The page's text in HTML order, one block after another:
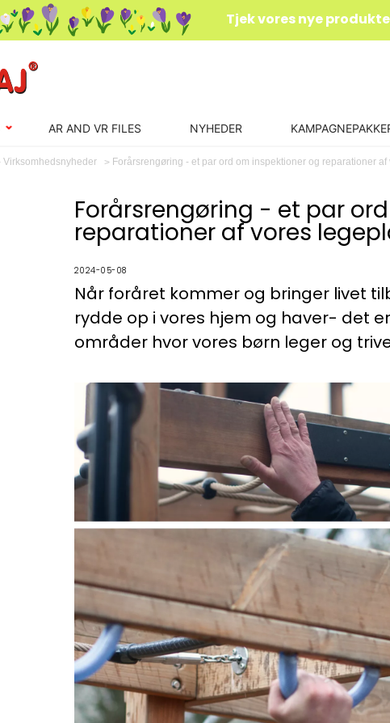
Tjek vores nye
AR AND VR FILES NYHEDER
Virksomhedsnyheder Forårsrengøring - et par ord om inspektioner og reparationer
Forårsrengøring - et par
reparationer af vores
2024-05-08
Når foråret kommer og bringer livet
rydde op i vores hjem og haver- det
områder hvor vores børn leger og